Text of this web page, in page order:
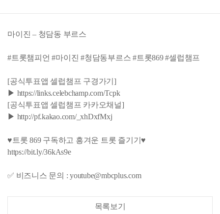
마이진 – 청담동 부르스
#트롯챔피언 #마이진 #청담동부르스 #트롯869 #셀럽챔프
[공식투표앱 셀럽챔프 구경가기]
▶ https://links.celebchamp.com/Tcpk
[공식투표앱 셀럽챔프 카카오채널]
▶ http://pf.kakao.com/_xhDxfMxj
♥트롯 869 구독하고 흥겨운 트롯 즐기기♥
https://bit.ly/36kAs9e
✅ 비즈니스 문의 : youtube@mbcplus.com
목록보기